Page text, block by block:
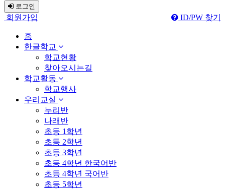
로그인
회원가입 ID/PW 찾기
홈
한글학교
학교현황
찾아오시는길
학교활동
학교행사
우리교실
누리반
나래반
초등 1학년
초등 2학년
초등 3학년
초등 4학년 한국어반
초등 4학년 국어반
초등 5학년